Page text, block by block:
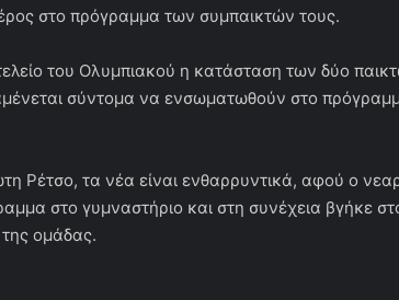
στο πρόγραμμα των συμπαικτών τους.
του Ολυμπιακού η κατάσταση των δύο
σύντομα να ενσωματωθούν στο
Ρέτσο, τα νέα είναι ενθαρρυντικά, αφού ο
στο γυμναστήριο και στη συνέχεια βγήκε
ομάδας.